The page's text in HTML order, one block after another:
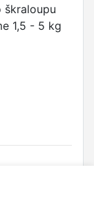
škraloupu
1,5 - 5 kg